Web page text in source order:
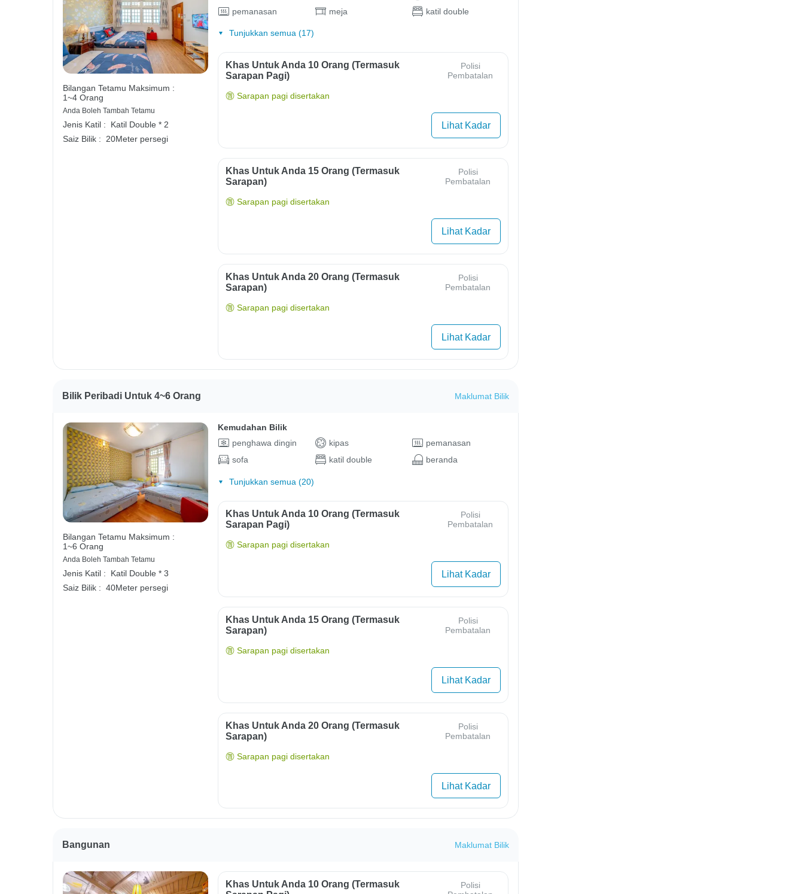
Bilangan Tetamu Maksimum :
1~4 Orang
Anda Boleh Tambah Tetamu
Jenis Katil :
Katil Double * 2
Saiz Bilik :
20Meter persegi
pemanasan
meja katil double
Tunjukkan semua (17)
Khas Untuk Anda 10 Orang (termasuk
Sarapan Pagi)
Polisi
Pembatalan
Sarapan pagi disertakan
Lihat Kadar
Khas Untuk Anda 15 Orang (termasuk
Sarapan)
Polisi
Pembatalan
Sarapan pagi disertakan
Lihat Kadar
Khas Untuk Anda 20 Orang (termasuk
Sarapan)
Polisi
Pembatalan
Sarapan pagi disertakan
Lihat Kadar
Bilik Peribadi Untuk 4~6 Orang Maklumat Bilik
Bilangan Tetamu Maksimum :
1~6 Orang
Anda Boleh Tambah Tetamu
Jenis Katil :
Katil Double * 3
Saiz Bilik : 40Meter persegi
Kemudahan Bilik
penghawa dingin
kipas
pemanasan
sofa
katil double beranda
Tunjukkan semua (20)
Khas Untuk Anda 10 Orang (termasuk
Sarapan Pagi)
Polisi
Pembatalan
Sarapan pagi disertakan
Lihat Kadar
Khas Untuk Anda 15 Orang (termasuk
Sarapan)
Polisi
Pembatalan
Sarapan pagi disertakan
Lihat Kadar
Khas Untuk Anda 20 Orang (termasuk
Sarapan)
Polisi
Pembatalan
Sarapan pagi disertakan
Lihat Kadar
Bangunan Maklumat Bilik
Khas Untuk Anda 10 Orang (termasuk
Polisi